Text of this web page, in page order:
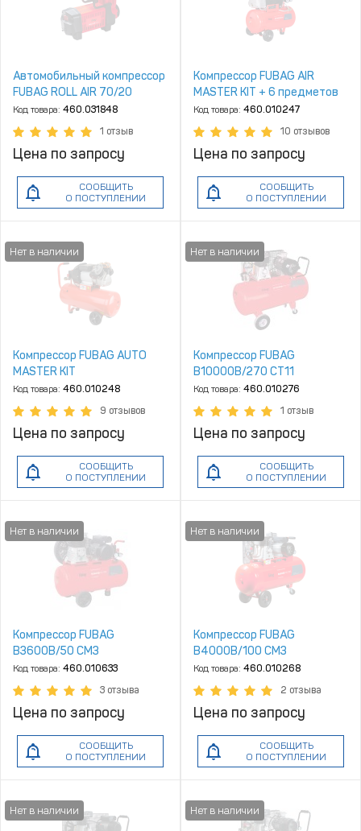
Автомобильный компрессор
FUBAG ROLL AIR 70/20
Код товара: 460.031848
1 отзыв
Цена по запросу
СООБЩИТЬ
О ПОСТУПЛЕНИИ
Компрессор FUBAG AIR
MASTER KIT + 6 предметов
Код товара: 460.010247
10 отзывов
Цена по запросу
СООБЩИТЬ
О ПОСТУПЛЕНИИ
Компрессор FUBAG AUTO
MASTER KIT
Код товара: 460.010248
9 отзывов
Цена по запросу
СООБЩИТЬ
О ПОСТУПЛЕНИИ
Компрессор FUBAG
B10000B/270 CT11
Код товара: 460.010276
1 отзыв
Цена по запросу
СООБЩИТЬ
О ПОСТУПЛЕНИИ
Компрессор FUBAG
B3600B/50 CM3
Код товара: 460.010633
3 отзыва
Цена по запросу
СООБЩИТЬ
О ПОСТУПЛЕНИИ
Компрессор FUBAG
B4000B/100 СМ3
Код товара: 460.010268
2 отзыва
Цена по запросу
СООБЩИТЬ
О ПОСТУПЛЕНИИ